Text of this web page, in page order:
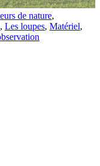
de nature,
, Les loupes, Matériel,